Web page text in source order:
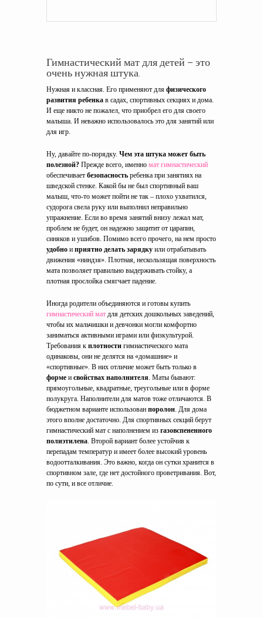
Гимнастический мат для детей – это
очень нужная штука.
Нужная и классная. Его применяют для физического
развития ребенка в садах, спортивных секциях и дома.
И еще никто не пожалел, что приобрел его для своего
малыша. И неважно использовалось это для занятий или
для игр.
Ну, давайте по-порядку. Чем эта штука может быть
полезной? Прежде всего, именно мат гимнастический
обеспечивает безопасность ребенка при занятиях на
шведской стенке. Какой бы не был спортивный ваш
малыш, что-то может пойти не так – плохо ухватился,
судорога свела руку или выполнил неправильно
упражнение. Если во время занятий внизу лежал мат,
проблем не будет, он надежно защитит от царапин,
синяков и ушибов. Помимо всего прочего, на нем просто
удобно и приятно делать зарядку или отрабатывать
движения «ниндзя». Плотная, нескользящая поверхность
мата позволяет правильно выдерживать стойку, а
плотная прослойка смягчает падение.
Иногда родители объединяются и готовы купить
гимнастический мат для детских дошкольных заведений,
чтобы их мальчишки и девчонки могли комфортно
заниматься активными играми или физкультурой.
Требования к плотности гимнастического мата
одинаковы, они не делятся на «домашние» и
«спортивные». В них отличие может быть только в
форме и свойствах наполнителя. Маты бывают:
прямоугольные, квадратные, треугольные или в форме
полукруга. Наполнители для матов тоже отличаются. В
бюджетном варианте использован поролон. Для дома
этого вполне достаточно. Для спортивных секций берут
гимнастический мат с наполнением из газовспененного
полиэтилена. Второй вариант более устойчив к
перепадам температур и имеет более высокий уровень
водоотталкивания. Это важно, когда он сутки хранится в
спортивном зале, где нет достойного проветривания. Вот,
по сути, и все отличие.